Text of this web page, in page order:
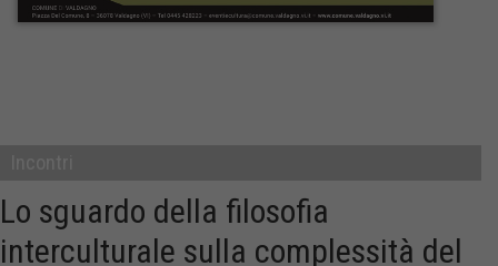
Lo sguardo della filosofia
interculturale sulla complessità del